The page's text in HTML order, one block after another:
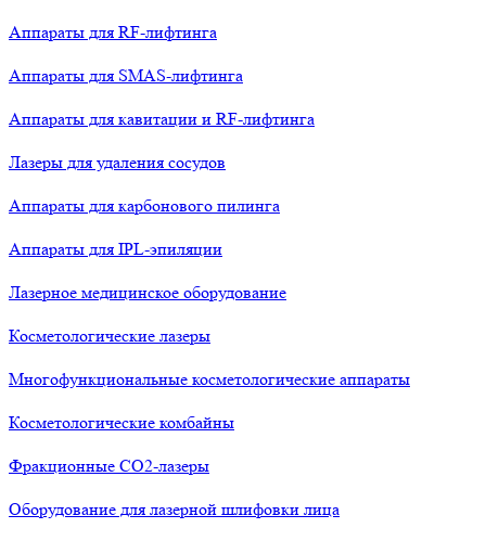
Аппараты для RF-лифтинга
Аппараты для SMAS-лифтинга
Аппараты для кавитации и RF-лифтинга
Лазеры для удаления сосудов
Аппараты для карбонового пилинга
Аппараты для IPL-эпиляции
Лазерное медицинское оборудование
Косметологические лазеры
Многофункциональные косметологические аппараты
Косметологические комбайны
Фракционные СО2-лазеры
Оборудование для лазерной шлифовки лица